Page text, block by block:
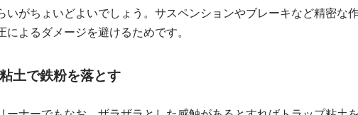
いがちょいどよいでしょう。サスペンションやブレーキなど精密な
によるダメージを避けるためです。
土で鉄粉を落とす